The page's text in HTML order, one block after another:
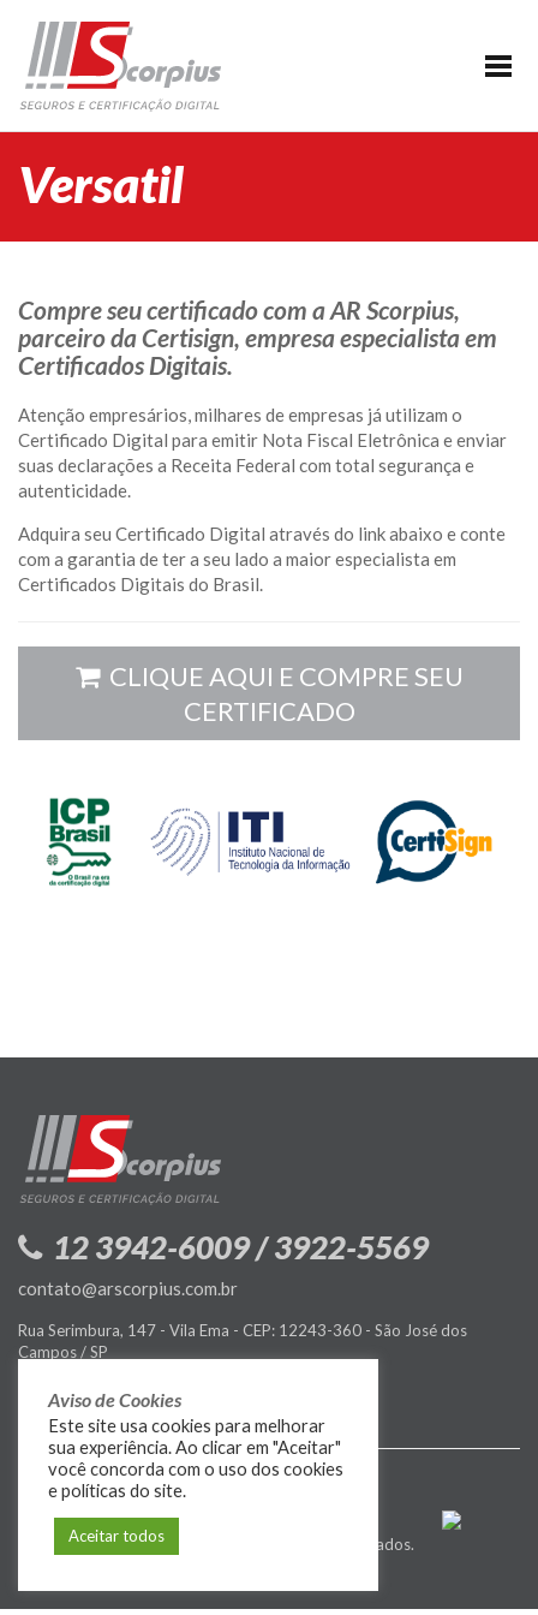
HOME
EMPRESA
AGENDAMENTO
SEGUROS
BLOG
SUPORTE/CONTATO
Versatil
Compre seu certificado com a AR Scorpius,
parceiro da Certisign, empresa especialista em
Certificados Digitais.
Atenção empresários, milhares de empresas já utilizam o
Certificado Digital para emitir Nota Fiscal Eletrônica e enviar
suas declarações a Receita Federal com total segurança e
autenticidade.
Adquira seu Certificado Digital através do link abaixo e conte
com a garantia de ter a seu lado a maior especialista em
Certificados Digitais do Brasil.
CLIQUE AQUI E COMPRE SEU
CERTIFICADO
12 3942-6009 / 3922-5569
contato@arscorpius.com.br
Rua Serimbura, 147 - Vila Ema - CEP: 12243-360 - São José dos
Campos / SP
Política de Privacidade
© 2009-2026 MIDIASIM . Todos os direitos reservados.
Aviso de Cookies
Este site usa cookies para melhorar
sua experiência. Ao clicar em "Aceitar"
você concorda com o uso dos cookies
e políticas do site.
Aceitar todos